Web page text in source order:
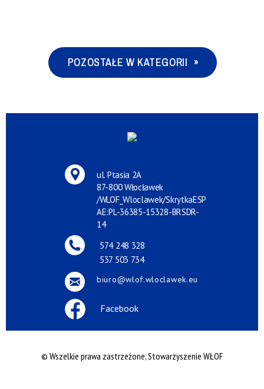
POZOSTAŁE W KATEGORII
ul. Ptasia 2A
87-800 Włocławek
/WLOF_Wloclawek/SkrytkaESP
AE:PL-36385-15328-BRSDR-
14
574 248 328
537 503 734
biuro@wlof.wloclawek.eu
Facebook
© Wszelkie prawa zastrzeżone, Stowarzyszenie WŁOF